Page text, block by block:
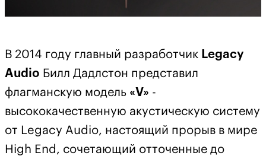
В 2014 году главный разработчик Legacy
Audio Билл Дадлстон представил
флагманскую модель «V» -
высококачественную акустическую систему
от Legacy Audio, настоящий прорыв в мире
High End, сочетающий отточенные до